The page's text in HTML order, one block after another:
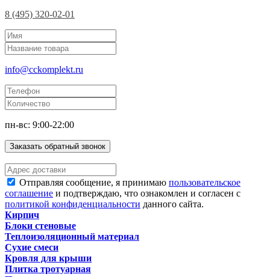
8 (495) 320-02-01
info@cckomplekt.ru
пн-вс: 9:00-22:00
Заказать обратный звонок
Отправляя сообщение, я принимаю пользовательское
соглашение и подтверждаю, что ознакомлен и согласен с
политикой конфиденциальности данного сайта.
Кирпич
Блоки стеновые
Теплоизоляционный материал
Сухие смеси
Кровля для крыши
Плитка тротуарная